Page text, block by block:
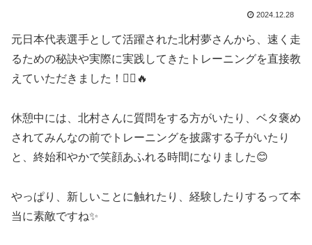
2024.12.28
元日本代表選手として活躍された北村夢さんから、速く走
るための秘訣や実際に実践してきたトレーニングを直接教
えていただきました！🏃‍♂️🔥
休憩中には、北村さんに質問をする方がいたり、ベタ褒め
されてみんなの前でトレーニングを披露する子がいたり
と、終始和やかで笑顔あふれる時間になりました😊
やっぱり、新しいことに触れたり、経験したりするって本
当に素敵ですね✨